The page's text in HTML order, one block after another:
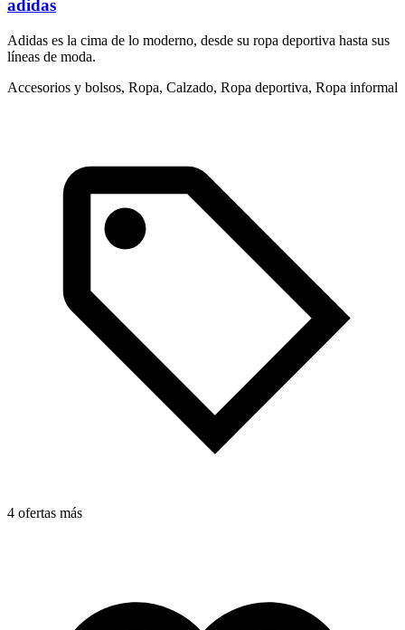
adidas
Adidas es la cima de lo moderno, desde su ropa deportiva hasta sus
líneas de moda.
Accesorios y bolsos, Ropa, Calzado, Ropa deportiva, Ropa informal
4 ofertas más